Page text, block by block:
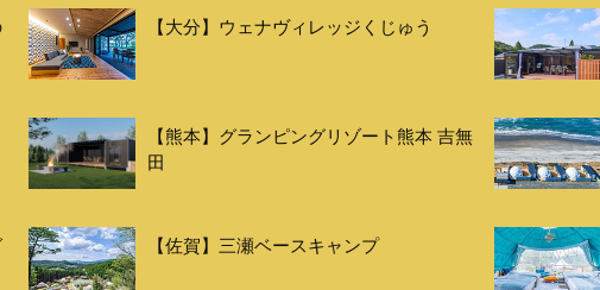
【大分】ウェナヴィレッジくじゅう
【熊本】グランピングリゾート熊本 吉無
田
【佐賀】三瀬ベースキャンプ